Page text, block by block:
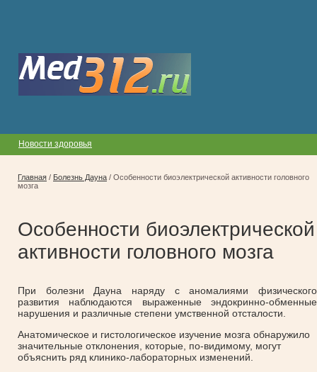
Новости здоровья
Главная / Болезнь Дауна / Особенности биоэлектрической активности головного
мозга
Особенности биоэлектрической
активности головного мозга
При болезни Дауна наряду с аномалиями физического
развития наблюдаются выраженные эндокринно-обменные
нарушения и различные степени умственной отсталости.
Анатомическое и гистологическое изучение мозга обнаружило
значительные отклонения, которые, по-видимому, могут
объяснить ряд клинико-лабораторных изменений.